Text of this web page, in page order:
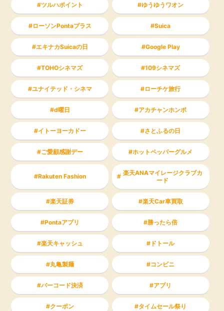
ツルハポイント ゆうゆうワオン
ローソンPontaプラス Suica
エキナカSuicaの日 Google Play
TOHOシネマズ 109シネマズ
ユナイテッド・シネマ ローチケ旅行
d曜日 アカチャンホンポ
イトーヨーカドー さとふるの日
ご愛顧感謝デー ホットペッパーグルメ
Rakuten Fashion
楽天ANAマイレージクラブカ
ード
楽天証券 楽天Car車買取
Pontaアプリ 勝ったら倍
楽天キャッシュ ドトール
丸亀製麺 コンビニ
バーコード決済 アプリ
クーポン タイムセール祭り